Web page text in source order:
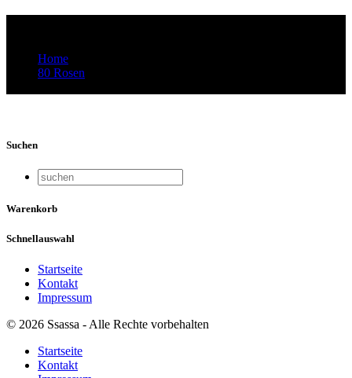
Home
80 Rosen
Suchen
Warenkorb
Schnellauswahl
Startseite
Kontakt
Impressum
© 2026 Ssassa - Alle Rechte vorbehalten
Startseite
Kontakt